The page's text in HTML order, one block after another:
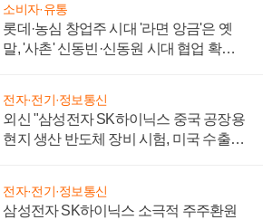
소비자·유통
롯데·농심 창업주 시대 '라면 앙금'은 옛
말, '사촌' 신동빈·신동원 시대 협업 확대
전자·전기·정보통신
외신 "삼성전자 SK하이닉스 중국 공장용
현지 생산 반도체 장비 시험, 미국 수출통
전자·전기·정보통신
삼성전자 SK하이닉스 소극적 주주환원